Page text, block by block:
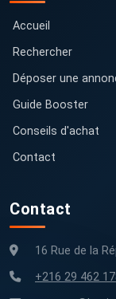
Accueil
Rechercher
Déposer une
Guide Booster
Conseils d'achat
Contact
Contact
16 Rue de la
+216 29 462